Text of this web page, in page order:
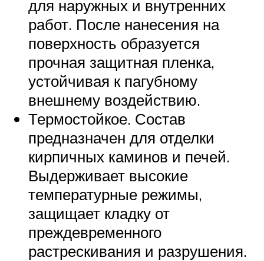
для наружных и внутренних
работ. После нанесения на
поверхность образуется
прочная защитная пленка,
устойчивая к пагубному
внешнему воздействию.
Термостойкое. Состав
предназначен для отделки
кирпичных каминов и печей.
Выдерживает высокие
температурные режимы,
защищает кладку от
преждевременного
растрескивания и разрушения.